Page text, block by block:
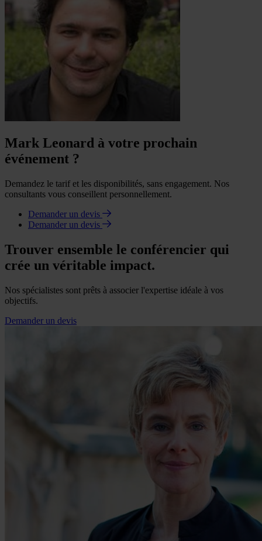
Mark Leonard à votre prochain
événement ?
Demandez le tarif et les disponibilités, sans engagement. Nos
consultants vous conseillent personnellement.
Demander un devis
Demander un devis
Trouver ensemble le conférencier qui
crée un véritable impact.
Nos spécialistes sont prêts à associer l'expertise idéale à vos
objectifs.
Demander un devis